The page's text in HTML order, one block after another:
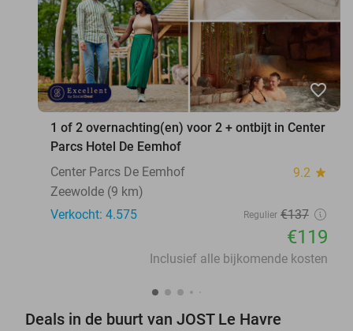
favorite_border
1 of 2 overnachting(en) voor 2 + ontbijt in Center
Parcs Hotel De Eemhof
Center Parcs De Eemhof
9.2 star
Zeewolde (9 km)
Verkocht: 4.575
Regulier €137
€119
Inclusief alle bijkomende kosten
Deals in de buurt van JOST Le Havre